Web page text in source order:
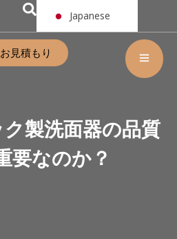
Japanese
お見積もり
製洗面器の品質
要なのか？